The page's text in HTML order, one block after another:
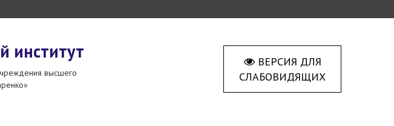
институт
высшего
ВЕРСИЯ ДЛЯ
СЛАБОВИДЯЩИХ